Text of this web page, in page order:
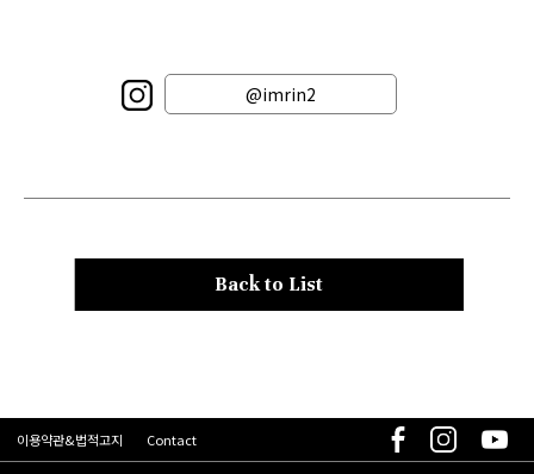
@imrin2
Back to List
이용약관&법적고지 Contact